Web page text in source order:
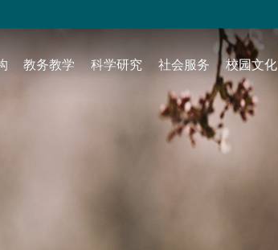
教务教学 科学研究 社会服务 校园文化